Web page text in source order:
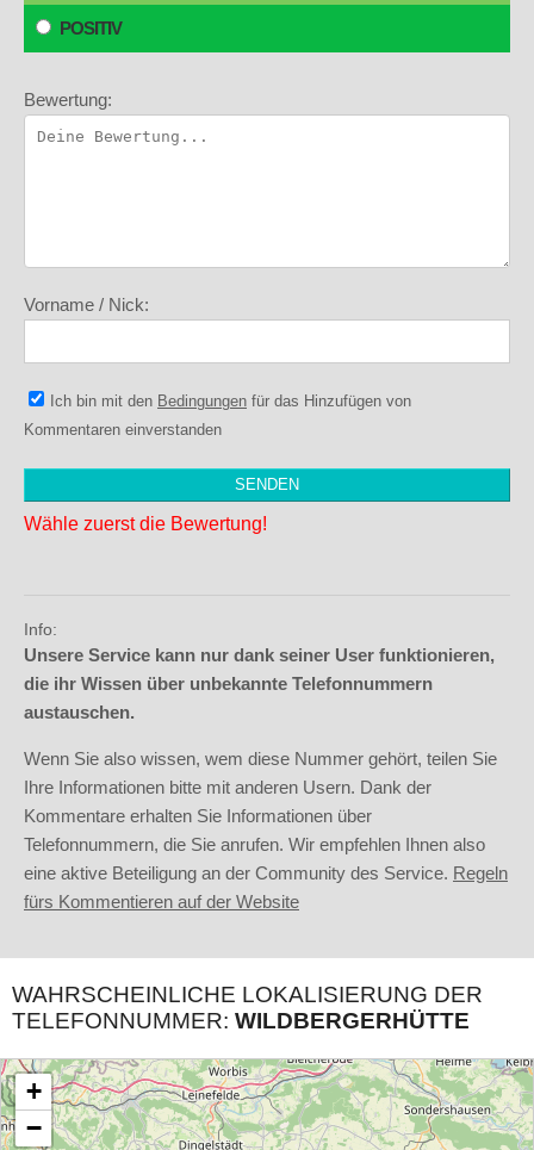
POSITIV
Bewertung:
Vorname / Nick:
Ich bin mit den Bedingungen für das Hinzufügen von
Kommentaren einverstanden
Wähle zuerst die Bewertung!
Info:
Unsere Service kann nur dank seiner User funktionieren,
die ihr Wissen über unbekannte Telefonnummern
austauschen.
Wenn Sie also wissen, wem diese Nummer gehört, teilen Sie
Ihre Informationen bitte mit anderen Usern. Dank der
Kommentare erhalten Sie Informationen über
Telefonnummern, die Sie anrufen. Wir empfehlen Ihnen also
eine aktive Beteiligung an der Community des Service. Regeln
fürs Kommentieren auf der Website
WAHRSCHEINLICHE LOKALISIERUNG DER
TELEFONNUMMER: WILDBERGERHÜTTE